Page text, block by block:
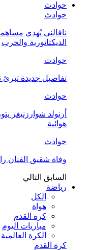
حوادث
حوادث
نافالني يُهدي
الديكتاتورية والحرب
حوادث
تفاصيل جديدة
حوادث
أرنولد
هوائية
حوادث
وفاة شقيق الفنان
السابق التالي
رياضة
الكل
هواة
كرة القدم
مباريات اليوم
الكرة العالمية
كرة القدم